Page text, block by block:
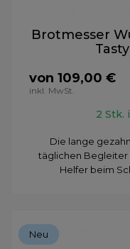
Brotmesser
von 109,00 €
inkl. MwSt.
2 Stk.
Die lange
täglichen Begleiter
Helfer beim
Neu